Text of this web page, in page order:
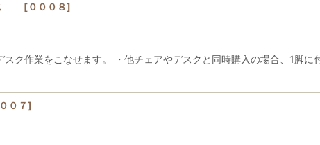
ス [０００８]
ク作業をこなせます。 ・他チェアやデスクと同時購入の場合、1脚に
０７]